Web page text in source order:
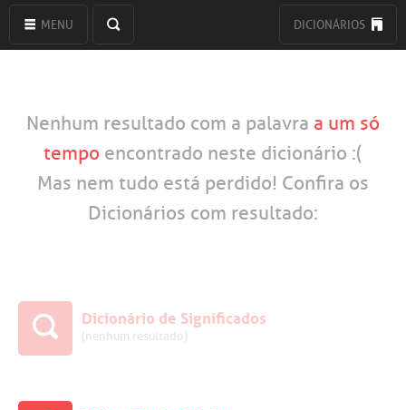
MENU DICIONÁRIOS
Nenhum resultado com a palavra a um só
tempo encontrado neste dicionário :(
Mas nem tudo está perdido! Confira os
Dicionários com resultado:
Dicionário de Significados
(nenhum resultado)